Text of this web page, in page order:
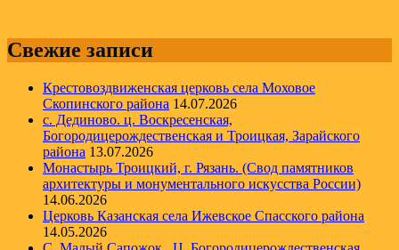
Свежие записи
Крестовоздвиженская церковь села Моховое
Скопинского района 14.07.2026
с. Дединово. ц. Воскресенская,
Богородицерождественская и Троицкая, Зарайского
района 13.07.2026
Монастырь Троицкий, г. Рязань. (Свод памятников
архитектуры и монументального искусства России)
14.06.2026
Церковь Казанская села Ижевское Спасского района
14.05.2026